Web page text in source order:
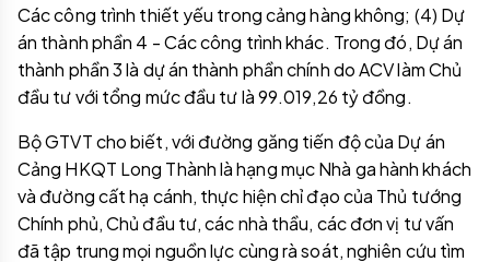
Các công trình thiết yếu trong cảng hàng không; (4) Dự
án thành phần 4 - Các công trình khác. Trong đó, Dự án
thành phần 3 là dự án thành phần chính do ACV làm Chủ
đầu tư với tổng mức đầu tư là 99.019,26 tỷ đồng.
Bộ GTVT cho biết, với đường găng tiến độ của Dự án
Cảng HKQT Long Thành là hạng mục Nhà ga hành khách
và đường cất hạ cánh, thực hiện chỉ đạo của Thủ tướng
Chính phủ, Chủ đầu tư, các nhà thầu, các đơn vị tư vấn
đã tập trung mọi nguồn lực cùng rà soát, nghiên cứu tìm